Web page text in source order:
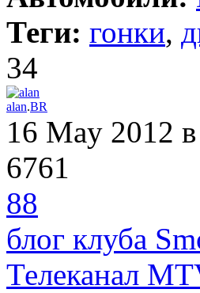
Теги: гонки,
34
alan.BR
16 May 2012
6761
88
блог клуба
Телеканал